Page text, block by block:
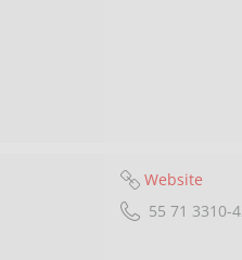
Website
55 71 3310-